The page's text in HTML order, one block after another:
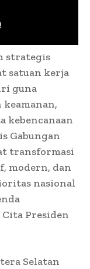
strategis
satuan kerja
guna
kebencanaan
Gabungan
transformasi
modern, dan
nasional
Presiden
Selatan